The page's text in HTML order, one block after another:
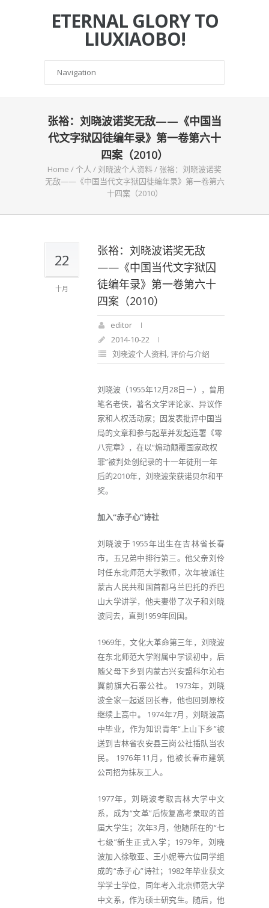
ETERNAL GLORY TO
LIUXIAOBO!
张裕：刘晓波诺奖无敌——《中国当
代文字狱囚徒编年录》第一卷第六十
四案（2010）
Home /个人 /刘晓波个人资料/ 张裕：刘晓波诺奖
无敌——《中国当代文字狱囚徒编年录》第一卷第六
十四案（2010）
22
十月
张裕：刘晓波诺奖无敌
——《中国当代文字狱囚
徒编年录》第一卷第六十
四案（2010）
editor
2014-10-22
刘晓波个人资料,评价与介绍
刘晓波（1955年12月28日－），曾用
笔名老侠，著名文学评论家、异议作
家和人权活动家；因发表批评中国当
局的文章和参与起草并发起连署《零
八宪章》，在以“煽动颠覆国家政权
罪”被判处创纪录的十一年徒刑一年
后的2010年，刘晓波荣获诺贝尔和平
奖。
加入“赤子心”诗社
刘晓波于1955年出生在吉林省长春
市，五兄弟中排行第三。他父亲刘伶
时任东北师范大学教师，次年被派往
蒙古人民共和国首都乌兰巴托的乔巴
山大学讲学，他夫妻带了次子和刘晓
波同去，直到1959年回国。
1969年，文化大革命第三年，刘晓波
在东北师范大学附属中学读初中，后
随父母下乡到内蒙古兴安盟科尔沁右
翼前旗大石寨公社。 1973年，刘晓
波全家一起返回长春，他也回到原校
继续上高中。 1974年7月，刘晓波高
中毕业，作为知识青年“上山下乡”被
送到吉林省农安县三岗公社插队当农
民。 1976年11月，他被长春市建筑
公司招为抹灰工人。
1977年，刘晓波考取吉林大学中文
系，成为“文革”后恢复高考录取的首
届大学生；次年3月，他随所在的“七
七级”新生正式入学；1979年，刘晓
波加入徐敬亚、王小妮等六位同学组
成的“赤子心”诗社；1982年毕业获文
学学士学位，同年考入北京师范大学
中文系，作为硕士研究生。随后，他